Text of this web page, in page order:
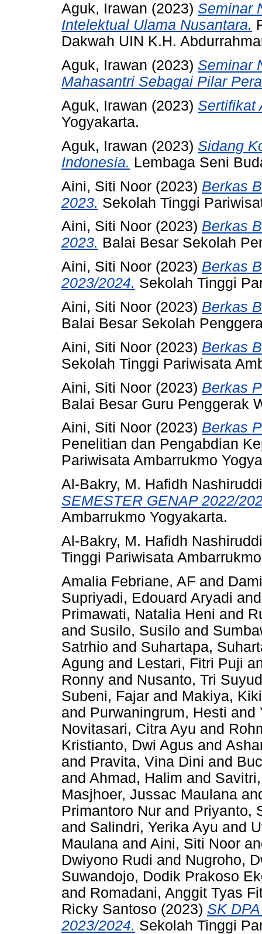
Aguk, Irawan (2023) Seminar
Intelektual Ulama Nusantara.
Dakwah UIN K.H.
Aguk, Irawan (2023) Seminar
Mahasantri Sebagai Pilar
Aguk, Irawan (2023) Sertifikat
Yogyakarta.
Aguk, Irawan (2023) Sidang
Indonesia. Lembaga Seni
Aini, Siti Noor (2023) Berkas
2023. Sekolah Tinggi
Aini, Siti Noor (2023) Berkas
2023. Balai Besar Sekolah
Aini, Siti Noor (2023) Berkas
2023/2024. Sekolah Tinggi
Aini, Siti Noor (2023) Berkas
Balai Besar Sekolah
Aini, Siti Noor (2023) Berkas
Sekolah Tinggi Pariwisata
Aini, Siti Noor (2023) Berkas
Balai Besar Guru Penggerak
Aini, Siti Noor (2023) Berkas
Penelitian dan Pengabdian
Pariwisata Ambarrukmo
Al-Bakry, M. Hafidh
SEMESTER GENAP 2022/
Ambarrukmo Yogyakarta.
Al-Bakry, M. Hafidh
Tinggi Pariwisata
Amalia Febriane, AF and
Supriyadi, Edouard Aryadi
Primawati, Natalia Heni and
and Susilo, Susilo and
Satrhio and Suhartapa,
Agung and Lestari, Fitri Puji
Ronny and Nusanto, Tri Suyud
Subeni, Fajar and Makiya,
and Purwaningrum, Hesti and
Novitasari, Citra Ayu and
Kristianto, Dwi Agus and
and Pravita, Vina Dini and
and Ahmad, Halim and
Masjhoer, Jussac Maulana
Primantoro Nur and Priyanto,
and Salindri, Yerika Ayu and
Maulana and Aini, Siti Noor
Dwiyono Rudi and Nugroho,
Suwandojo, Dodik Prakoso
and Romadani, Anggit Tyas
Ricky Santoso (2023) SK
2023/2024. Sekolah Tinggi